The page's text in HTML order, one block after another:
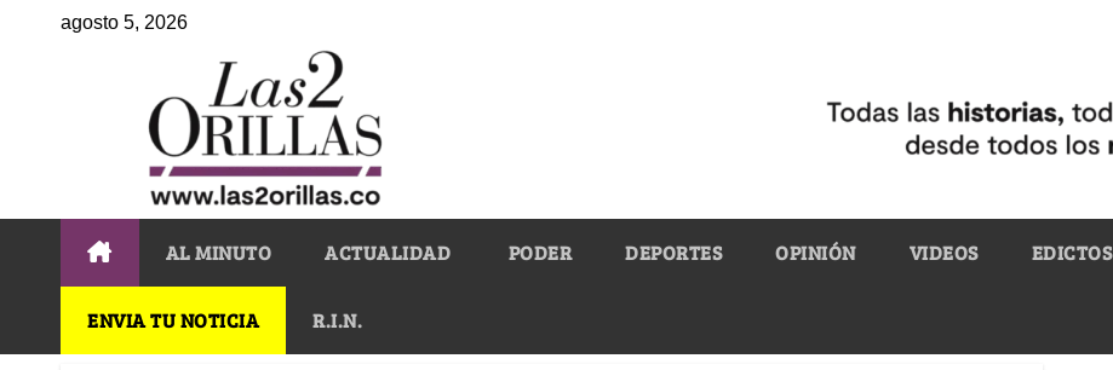
agosto 5, 2026
AL MINUTO ACTUALIDAD PODER DEPORTES OPINIÓN VIDEOS EDICTOS
ENVIA TU NOTICIA R.I.N.